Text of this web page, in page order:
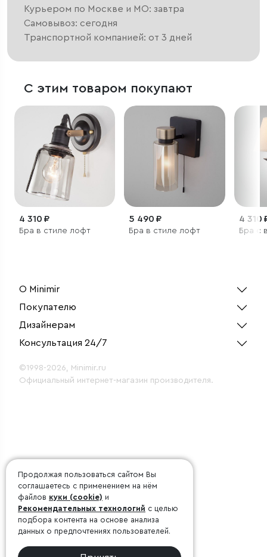
Курьером по Москве и МО: завтра
Самовывоз: сегодня
Транспортной компанией: от 3 дней
С этим товаром покупают
4 310 ₽
Бра в стиле лофт
5 490 ₽
Бра в стиле лофт
4 310
Бра с
О Minimir
Покупателю
Дизайнерам
Консультация 24/7
©1998-2026, Minimir.ru
Официальный интернет-магазин производителя.
Продолжая пользоваться сайтом Вы
соглашаетесь с применением на нём
файлов куки (cookie) и
Рекомендательных технологий с целью
подбора контента на основе анализа
данных о предпочтениях пользователей.